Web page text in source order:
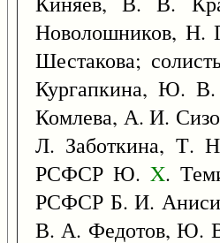
Новолошников,
Шестакова;
Кургапкина, Ю.
Комлева, А. И.
Л. Заботкина, Т.
РСФСР Ю. X.
РСФСР Б. И.
В. А. Федотов, Ю.